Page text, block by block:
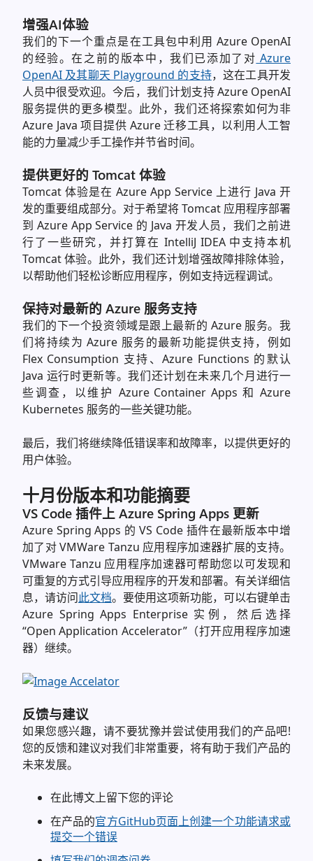
增强AI体验
我们的下一个重点是在工具包中利用 Azure OpenAI
的经验。在之前的版本中，我们已添加了对 Azure
OpenAI 及其聊天 Playground 的支持，这在工具开发
人员中很受欢迎。今后，我们计划支持 Azure OpenAI
服务提供的更多模型。此外，我们还将探索如何为非
Azure Java 项目提供 Azure 迁移工具，以利用人工智
能的力量减少手工操作并节省时间。
提供更好的 Tomcat 体验
Tomcat 体验是在 Azure App Service 上进行 Java 开
发的重要组成部分。对于希望将 Tomcat 应用程序部署
到 Azure App Service 的 Java 开发人员，我们之前进
行了一些研究，并打算在 IntelliJ IDEA 中支持本机
Tomcat 体验。此外，我们还计划增强故障排除体验，
以帮助他们轻松诊断应用程序，例如支持远程调试。
保持对最新的 Azure 服务支持
我们的下一个投资领域是跟上最新的 Azure 服务。我
们将持续为 Azure 服务的最新功能提供支持，例如
Flex Consumption 支持、Azure Functions 的默认
Java 运行时更新等。我们还计划在未来几个月进行一
些调查，以维护 Azure Container Apps 和 Azure
Kubernetes 服务的一些关键功能。
最后，我们将继续降低错误率和故障率，以提供更好的
用户体验。
十月份版本和功能摘要
VS Code 插件上 Azure Spring Apps 更新
Azure Spring Apps 的 VS Code 插件在最新版本中增
加了对 VMWare Tanzu 应用程序加速器扩展的支持。
VMware Tanzu 应用程序加速器可帮助您以可发现和
可重复的方式引导应用程序的开发和部署。有关详细信
息，请访问此文档。要使用这项新功能，可以右键单击
Azure Spring Apps Enterprise 实例，然后选择
“Open Application Accelerator”（打开应用程序加速
器）继续。
反馈与建议
如果您感兴趣，请不要犹豫并尝试使用我们的产品吧!
您的反馈和建议对我们非常重要，将有助于我们产品的
未来发展。
在此博文上留下您的评论
在产品的官方GitHub页面上创建一个功能请求或
提交一个错误